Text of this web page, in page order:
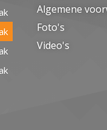
Algemene
Foto's
Video's